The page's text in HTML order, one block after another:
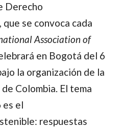
Derecho
se convoca cada
Association of
en Bogotá del 6
la organización de la
Colombia. El tema
es el
respuestas